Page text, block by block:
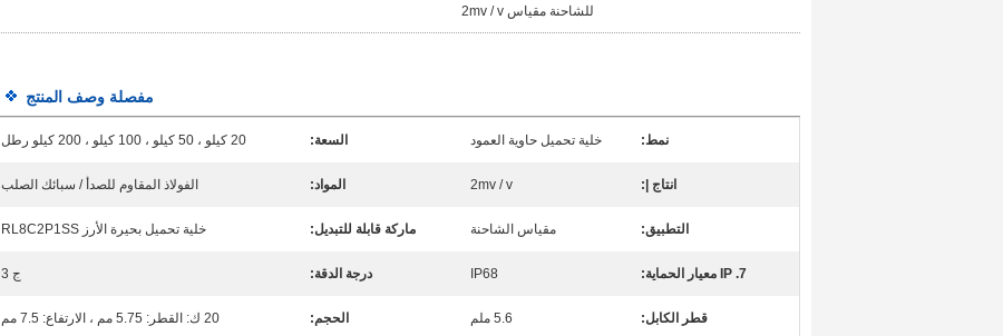
للشاحنة مقياس 2mv / v
مفصلة وصف المنتج
نمط: خلية تحميل حاوية العمود السعة: 20 كيلو ، 50 كيلو ، 100 كيلو ، 200 كيلو رطل
انتاج |: 2mv / v المواد: الفولاذ المقاوم للصدأ / سبائك الصلب
التطبيق: مقياس الشاحنة ماركة قابلة للتبديل: خلية تحميل بحيرة الأرز RL8C2P1SS
7. IP معيار الحماية: IP68 درجة الدقة: ج 3
قطر الكابل: 5.6 ملم الحجم: 20 ك: القطر: 5.75 مم ، الارتفاع: 7.5 مم